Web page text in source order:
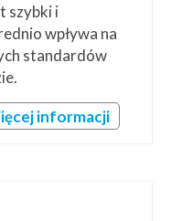
szybki i
wpływa na
standardów
informacji